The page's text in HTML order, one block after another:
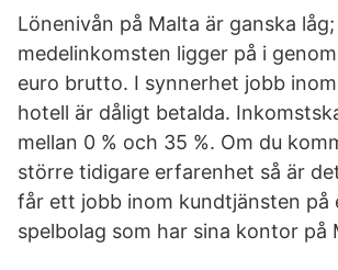
Lönenivån på Malta är ganska låg;
medelinkomsten ligger på i
euro brutto. I synnerhet jobb
hotell är dåligt betalda.
mellan 0 % och 35 %. Om du
större tidigare erfarenhet så är
får ett jobb inom kundtjänsten på
spelbolag som har sina kontor på